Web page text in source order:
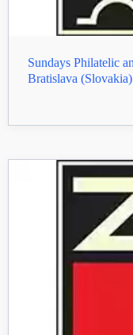
Sundays Philatelic
Bratislava (Slovakia)